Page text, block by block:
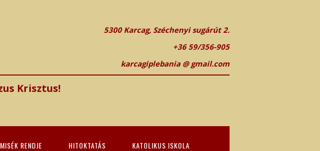
5300 Karcag, Széchenyi sugárút 2.
+36 59/356-905
karcagiplebania @ gmail.com
Krisztus!
RENDJE HITOKTATÁS KATOLIKUS ISKOLA